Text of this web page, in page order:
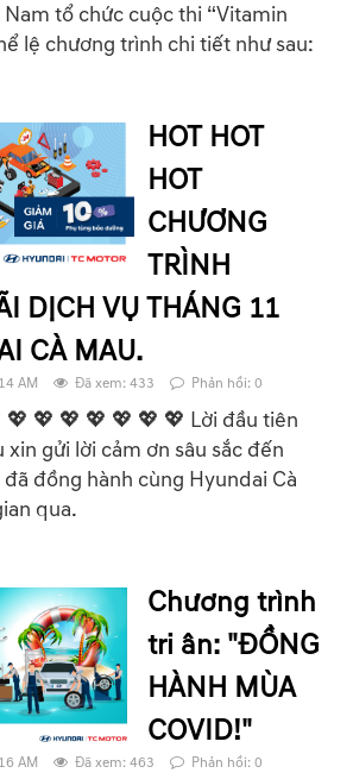
tổ chức cuộc thi “Vitamin
lệ chương trình chi tiết như sau:
HOT HOT
HOT
CHƯƠNG
TRÌNH
DỊCH VỤ THÁNG 11
CÀ MAU.
AM Đã xem: 433 Phản hồi: 0
💖 💖 💖 💖 💖 💖 💖 Lời đầu tiên
xin gửi lời cảm ơn sâu sắc đến
đồng hành cùng Hyundai Cà
qua.
Chương trình
tri ân: "ĐỒNG
HÀNH MÙA
COVID!"
AM Đã xem: 463 Phản hồi: 0